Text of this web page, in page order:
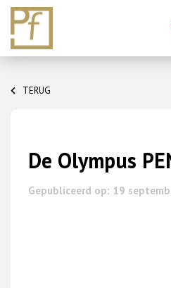
content
TERUG
De Olympus
Gepubliceerd op: 19